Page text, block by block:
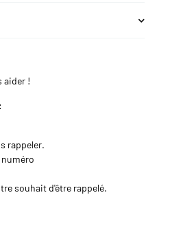
aider !
rappeler.
souhait d'être rappelé.